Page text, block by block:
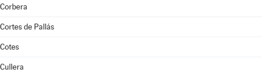
Corbera
Cortes de Pallás
Cotes
Cullera